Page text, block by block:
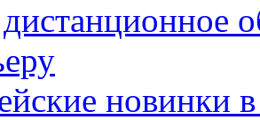
новинки